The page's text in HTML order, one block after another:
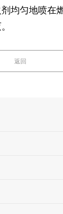
均匀地喷在
返回